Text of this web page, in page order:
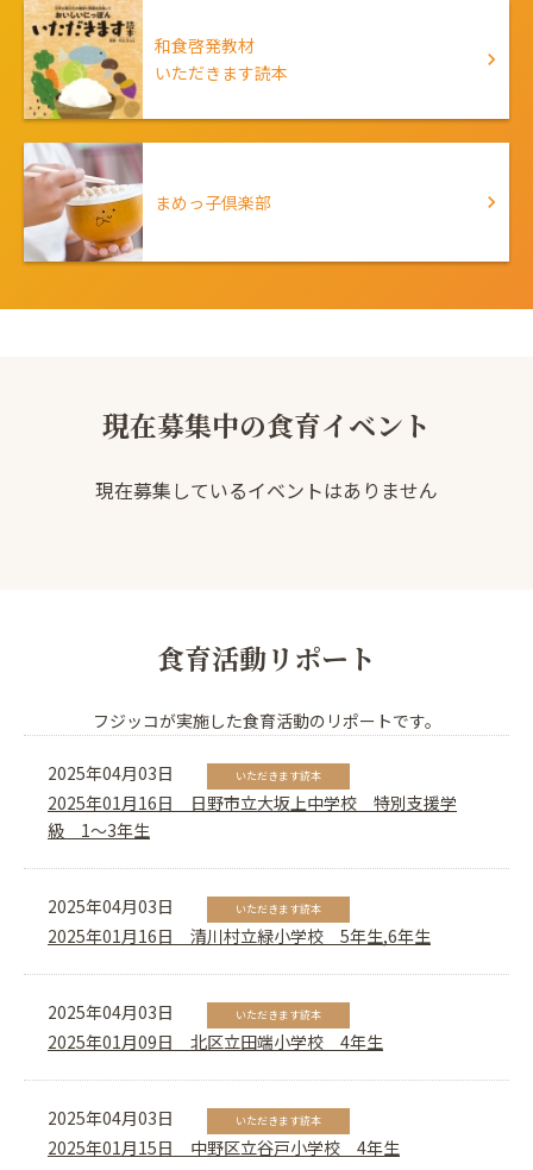
和食啓発教材
いただきます読本
まめっ子倶楽部
現在募集中の食育イベント
現在募集しているイベントはありません
食育活動リポート
フジッコが実施した食育活動のリポートです。
2025年04月03日 いただきます読本
2025年01月16日 日野市立大坂上中学校 特別支援学
級 1～3年生
2025年04月03日 いただきます読本
2025年01月16日 清川村立緑小学校 5年生,6年生
2025年04月03日 いただきます読本
2025年01月09日 北区立田端小学校 4年生
2025年04月03日 いただきます読本
2025年01月15日 中野区立谷戸小学校 4年生